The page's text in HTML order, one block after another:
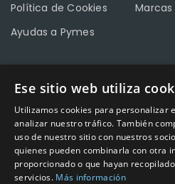
Política de Cookies
Ayudas a Pymes
Marcas
CONTACTO
Calle Méndez Núñez nº3 –
Teléfono957 04 96 57
Emailinfo@factory-sport.es
Ese sitio web utiliza
Utilizamos cookies para personalizar
analizar nuestro tráfico. También
uso de nuestro sitio con nuestros
quienes pueden combinarla con otra
proporcionado o que hayan
servicios. Más información